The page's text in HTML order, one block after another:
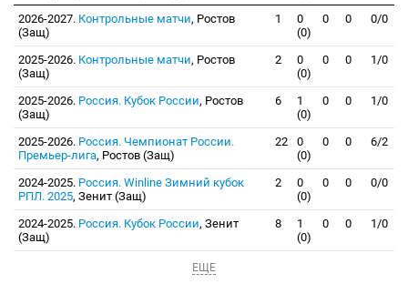
2026-2027. Контрольные матчи, Ростов
(Защ)
1
0
(0)
0 0 0/0
2025-2026. Контрольные матчи, Ростов
(Защ)
2
0
(0)
0 0 1/0
2025-2026. Россия. Кубок России, Ростов
(Защ)
6
1
(0)
0 0 1/0
2025-2026. Россия. Чемпионат России.
Премьер-лига, Ростов (Защ)
22
0
(0)
0 0 6/2
2024-2025. Россия. Winline Зимний кубок
РПЛ. 2025, Зенит (Защ)
2
0
(0)
0 0 0/0
2024-2025. Россия. Кубок России, Зенит
(Защ)
8
1
(0)
0 0 1/0
ЕЩЕ